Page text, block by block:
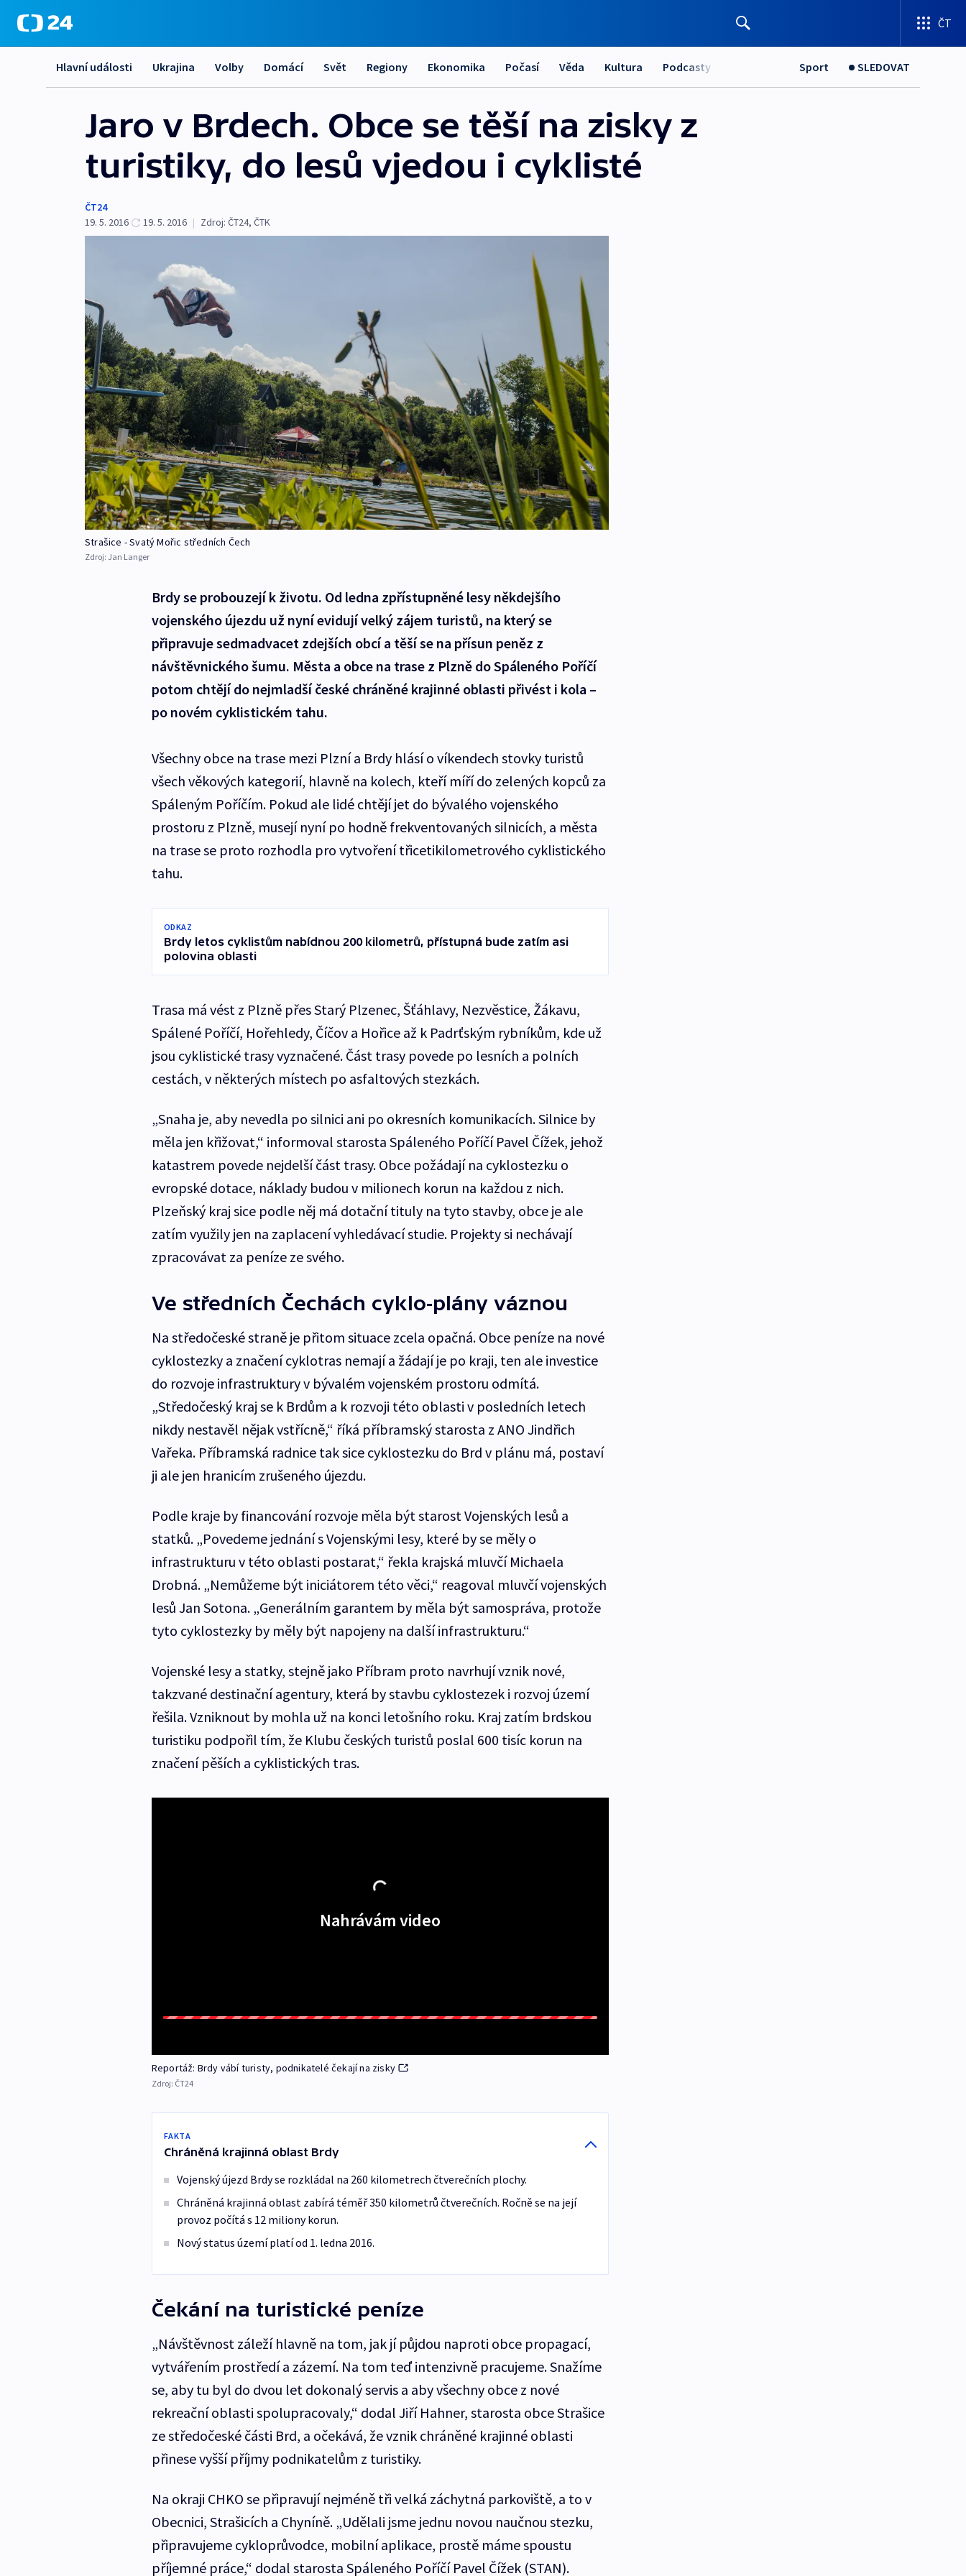
ČT
Hlavní události Ukrajina Volby Domácí Svět Regiony Ekonomika Počasí Věda Kultura Podcasty Sport SLEDOVAT
Jaro v Brdech. Obce se těší na zisky z
turistiky, do lesů vjedou i cyklisté
ČT24
19. 5. 2016
19. 5. 2016 | Zdroj: ČT24, ČTK
Strašice - Svatý Mořic středních Čech
Zdroj: Jan Langer
Brdy se probouzejí k životu. Od ledna zpřístupněné lesy někdejšího
vojenského újezdu už nyní evidují velký zájem turistů, na který se
připravuje sedmadvacet zdejších obcí a těší se na přísun peněz z
návštěvnického šumu. Města a obce na trase z Plzně do Spáleného Poříčí
potom chtějí do nejmladší české chráněné krajinné oblasti přivést i kola –
po novém cyklistickém tahu.
Všechny obce na trase mezi Plzní a Brdy hlásí o víkendech stovky turistů
všech věkových kategorií, hlavně na kolech, kteří míří do zelených kopců za
Spáleným Poříčím. Pokud ale lidé chtějí jet do bývalého vojenského
prostoru z Plzně, musejí nyní po hodně frekventovaných silnicích, a města
na trase se proto rozhodla pro vytvoření třicetikilometrového cyklistického
tahu.
ODKAZ
Brdy letos cyklistům nabídnou 200 kilometrů, přístupná bude zatím asi
polovina oblasti
Trasa má vést z Plzně přes Starý Plzenec, Šťáhlavy, Nezvěstice, Žákavu,
Spálené Poříčí, Hořehledy, Číčov a Hořice až k Padrťským rybníkům, kde už
jsou cyklistické trasy vyznačené. Část trasy povede po lesních a polních
cestách, v některých místech po asfaltových stezkách.
„Snaha je, aby nevedla po silnici ani po okresních komunikacích. Silnice by
měla jen křižovat,“ informoval starosta Spáleného Poříčí Pavel Čížek, jehož
katastrem povede nejdelší část trasy. Obce požádají na cyklostezku o
evropské dotace, náklady budou v milionech korun na každou z nich.
Plzeňský kraj sice podle něj má dotační tituly na tyto stavby, obce je ale
zatím využily jen na zaplacení vyhledávací studie. Projekty si nechávají
zpracovávat za peníze ze svého.
Ve středních Čechách cyklo-plány váznou
Na středočeské straně je přitom situace zcela opačná. Obce peníze na nové
cyklostezky a značení cyklotras nemají a žádají je po kraji, ten ale investice
do rozvoje infrastruktury v bývalém vojenském prostoru odmítá.
„Středočeský kraj se k Brdům a k rozvoji této oblasti v posledních letech
nikdy nestavěl nějak vstřícně,“ říká příbramský starosta z ANO Jindřich
Vařeka. Příbramská radnice tak sice cyklostezku do Brd v plánu má, postaví
ji ale jen hranicím zrušeného újezdu.
Podle kraje by financování rozvoje měla být starost Vojenských lesů a
statků. „Povedeme jednání s Vojenskými lesy, které by se měly o
infrastrukturu v této oblasti postarat,“ řekla krajská mluvčí Michaela
Drobná. „Nemůžeme být iniciátorem této věci,“ reagoval mluvčí vojenských
lesů Jan Sotona. „Generálním garantem by měla být samospráva, protože
tyto cyklostezky by měly být napojeny na další infrastrukturu.“
Vojenské lesy a statky, stejně jako Příbram proto navrhují vznik nové,
takzvané destinační agentury, která by stavbu cyklostezek i rozvoj území
řešila. Vzniknout by mohla už na konci letošního roku. Kraj zatím brdskou
turistiku podpořil tím, že Klubu českých turistů poslal 600 tisíc korun na
značení pěších a cyklistických tras.
Nahrávám video
Reportáž: Brdy vábí turisty, podnikatelé čekají na zisky
Zdroj: ČT24
FAKTA
Chráněná krajinná oblast Brdy
Vojenský újezd Brdy se rozkládal na 260 kilometrech čtverečních plochy.
Chráněná krajinná oblast zabírá téměř 350 kilometrů čtverečních. Ročně se na její
provoz počítá s 12 miliony korun.
Nový status území platí od 1. ledna 2016.
Čekání na turistické peníze
„Návštěvnost záleží hlavně na tom, jak jí půjdou naproti obce propagací,
vytvářením prostředí a zázemí. Na tom teď intenzivně pracujeme. Snažíme
se, aby tu byl do dvou let dokonalý servis a aby všechny obce z nové
rekreační oblasti spolupracovaly,“ dodal Jiří Hahner, starosta obce Strašice
ze středočeské části Brd, a očekává, že vznik chráněné krajinné oblasti
přinese vyšší příjmy podnikatelům z turistiky.
Na okraji CHKO se připravují nejméně tři velká záchytná parkoviště, a to v
Obecnici, Strašicích a Chyníně. „Udělali jsme jednu novou naučnou stezku,
připravujeme cykloprůvodce, mobilní aplikace, prostě máme spoustu
příjemné práce,“ dodal starosta Spáleného Poříčí Pavel Čížek (STAN).